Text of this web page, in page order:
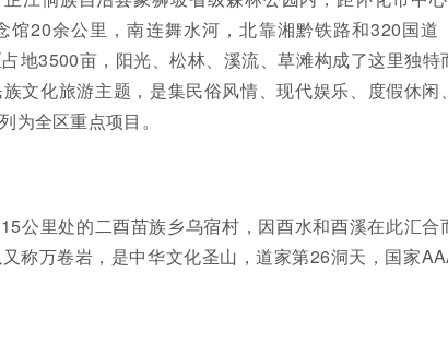
馆20余公里，南连舞水河，北靠湘黔铁路和320国道
地3500亩，阳光、松林、溪流、草滩构成了这里独特
文化旅游主题，是集民俗风情、现代娱乐、度假休闲
为全区重点项目。
公里处的二酉苗族乡乌宿村，因酉水和酉溪在此汇合
称万卷岩，是中华文化圣山，道家第26洞天，国家